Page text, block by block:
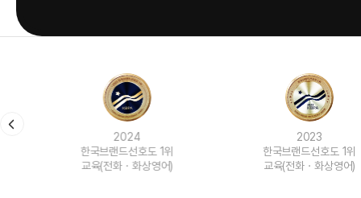
한국브랜드선호도 1위
교육(전화ㆍ화상영어)
한국브랜드선호도 1위
교육(전화ㆍ화상영어)